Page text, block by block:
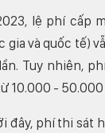
lệ phí cấp
gia và quốc tế)
Tuy nhiên,
10.000 -
đây, phí thi sát